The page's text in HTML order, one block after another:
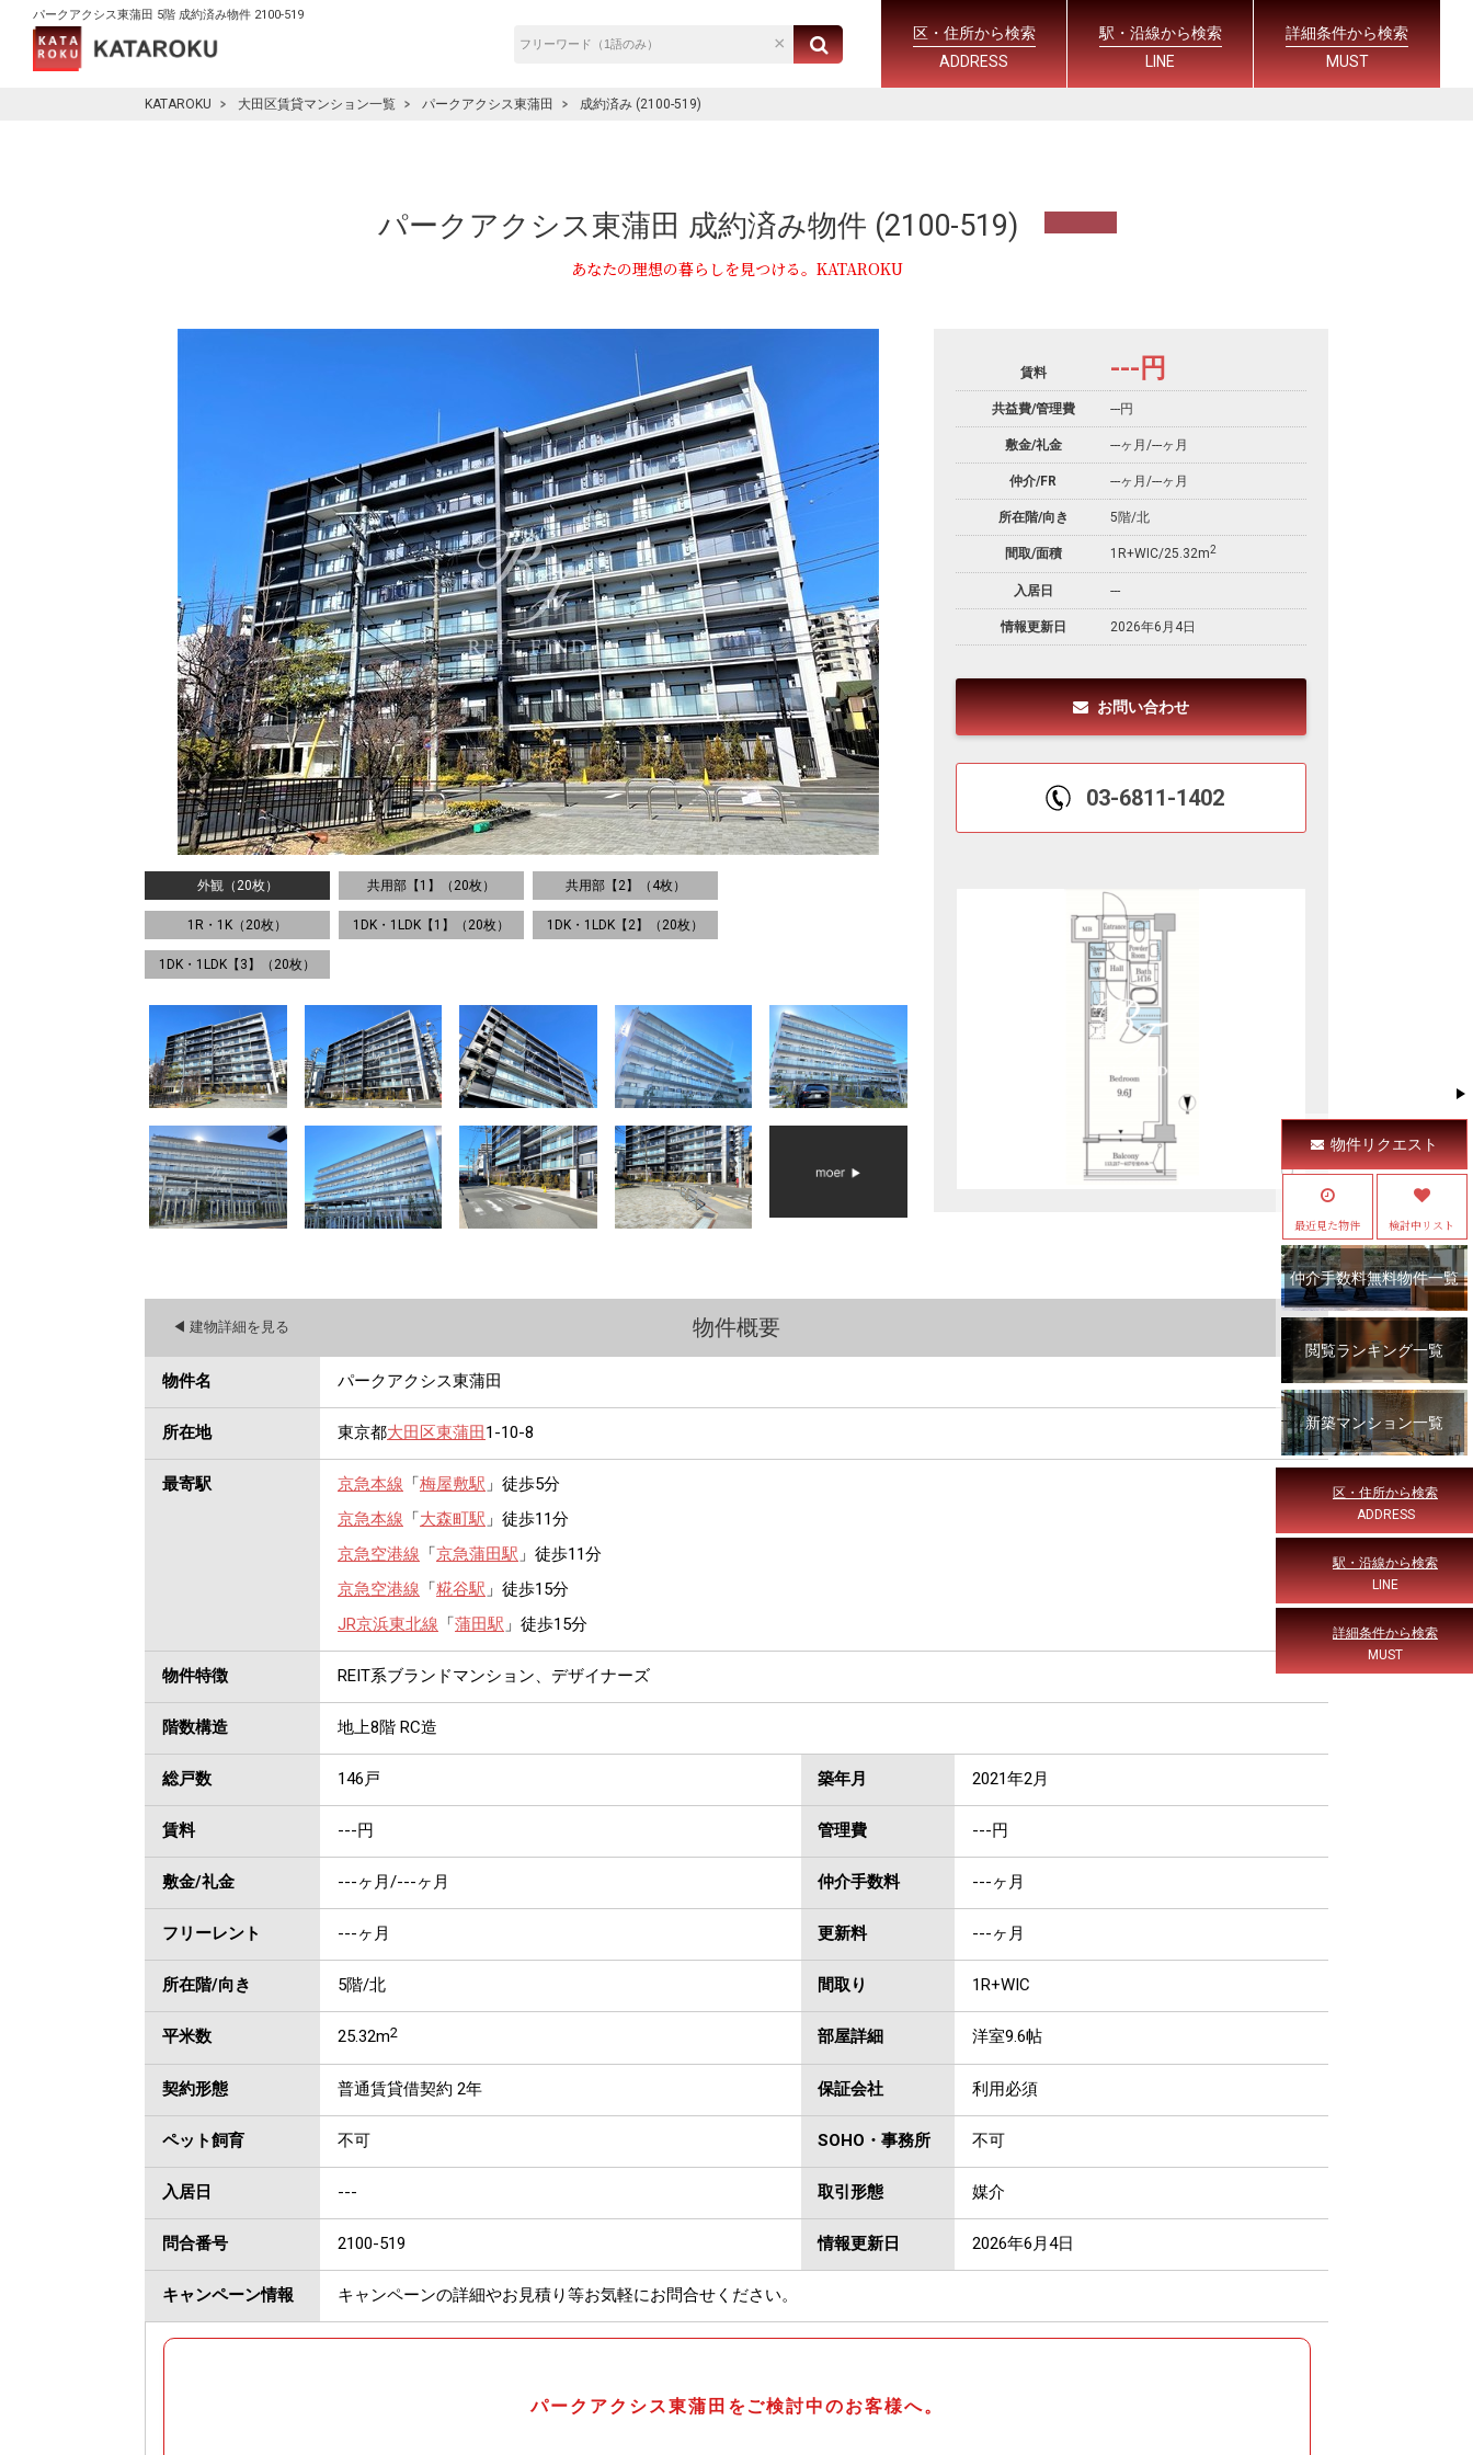
パークアクシス東蒲田 5階 成約済み物件 2100-519
区・住所から検索
ADDRESS
駅・沿線から検索
LINE
詳細条件から検索
MUST
KATAROKU 大田区賃貸マンション一覧 パークアクシス東蒲田 成約済み (2100-519)
パークアクシス東蒲田 成約済み物件 (2100-519)
あなたの理想の暮らしを見つける。KATAROKU
外観（20枚） 共用部【1】（20枚） 共用部【2】（4枚）
1R・1K（20枚） 1DK・1LDK【1】（20枚） 1DK・1LDK【2】（20枚）
1DK・1LDK【3】（20枚）
賃料 --- 円
共益費/管理費 ---円
敷金/礼金 ---ヶ月 /---ヶ月
仲介/FR ---ヶ月 /---ヶ月
所在階/向き 5階/北
間取/面積 1R+WIC/25.32m2
入居日 ---
情報更新日 2026年6月4日
お問い合わせ
03-6811-1402
物件概要
◀︎ 建物詳細を見る
物件名 パークアクシス東蒲田
所在地 東京都大田区東蒲田 1-10-8
最寄駅 京急本線 「 梅屋敷駅 」徒歩5分
京急本線 「 大森町駅 」徒歩11分
京急空港線 「 京急蒲田駅 」徒歩11分
京急空港線 「 糀谷駅 」徒歩15分
JR京浜東北線 「 蒲田駅 」徒歩15分
物件特徴 REIT系ブランドマンション、デザイナーズ
階数構造 地上8階 RC造
総戸数 146戸 築年月 2021年2月
賃料 ---円 管理費 ---円
敷金/礼金 ---ヶ月 /---ヶ月 仲介手数料 ---ヶ月
フリーレント ---ヶ月 更新料 ---ヶ月
所在階/向き 5階/北 間取り 1R+WIC
平米数 25.32m2 部屋詳細 洋室9.6帖
契約形態 普通賃貸借契約 2年 保証会社 利用必須
ペット飼育 不可 SOHO・事務所 不可
入居日 --- 取引形態 媒介
問合番号 2100-519 情報更新日 2026年6月4日
キャンペーン情報 キャンペーンの詳細やお見積り等お気軽にお問合せください。
パークアクシス東蒲田をご検討中のお客様へ。
物件リクエスト
最近見た物件 検討中リスト
仲介手数料無料物件一覧
閲覧ランキング一覧
新築マンション一覧
区・住所から検索
ADDRESS
駅・沿線から検索
LINE
詳細条件から検索
MUST